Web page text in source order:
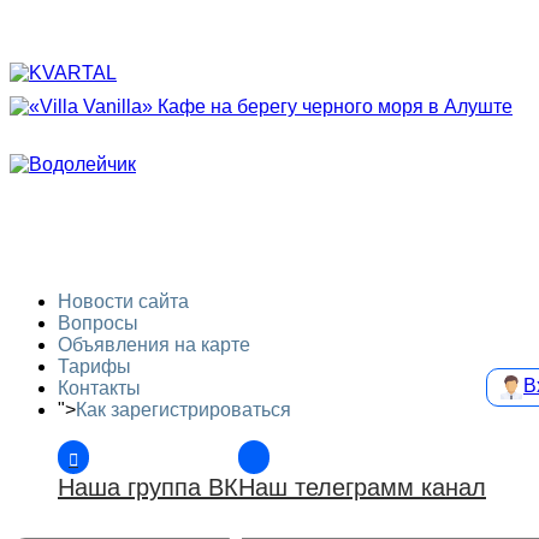
Новости сайта
Вопросы
Объявления на карте
Тарифы
Контакты
">Как зарегистрироваться
Наша группа ВКНаш телеграмм канал